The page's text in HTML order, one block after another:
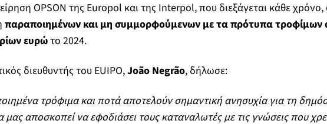
OPSON της Europol και της Interpol, που διεξάγεται κάθε
παραποιημένων και μη συμμορφούμενων με τα πρότυπα τροφίμων
ευρώτο 2024.
διευθυντής του EUIPO,João Negrão, δήλωσε:
τρόφιμα και ποτά αποτελούν σημαντική ανησυχία για τη
μας αποσκοπεί να εφοδιάσει τους καταναλωτές με τις γνώσεις που